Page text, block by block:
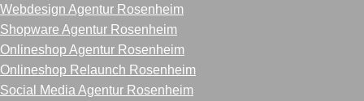
Webdesign Agentur Rosenheim
Shopware Agentur Rosenheim
Onlineshop Agentur Rosenheim
Onlineshop Relaunch Rosenheim
Social Media Agentur Rosenheim